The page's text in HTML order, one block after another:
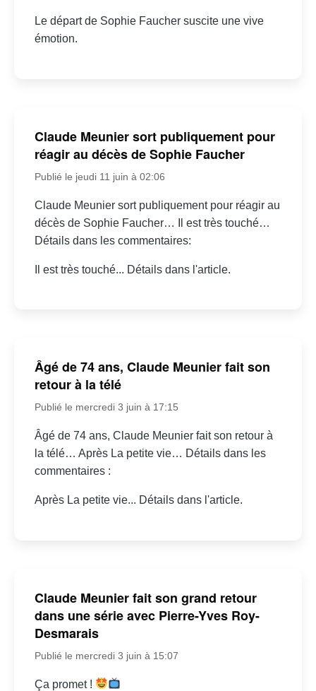
Le départ de Sophie Faucher suscite une vive
émotion.
Claude Meunier sort publiquement pour
réagir au décès de Sophie Faucher
Publié le jeudi 11 juin à 02:06
Claude Meunier sort publiquement pour réagir au
décès de Sophie Faucher… Il est très touché…
Détails dans les commentaires:
Il est très touché... Détails dans l'article.
Âgé de 74 ans, Claude Meunier fait son
retour à la télé
Publié le mercredi 3 juin à 17:15
Âgé de 74 ans, Claude Meunier fait son retour à
la télé… Après La petite vie… Détails dans les
commentaires :
Après La petite vie... Détails dans l'article.
Claude Meunier fait son grand retour
dans une série avec Pierre-Yves Roy-
Desmarais
Publié le mercredi 3 juin à 15:07
Ça promet !